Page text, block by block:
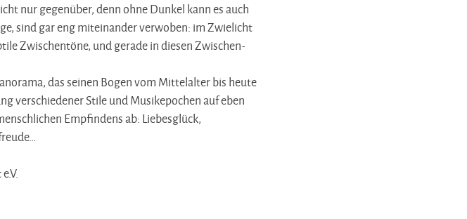
nur gegenüber, denn ohne Dunkel kann es auch
sind gar eng miteinander verwoben: im Zwielicht
Zwischentöne, und gerade in diesen Zwischen-
das seinen Bogen vom Mittelalter bis heute
verschiedener Stile und Musikepochen auf eben
Empfindens ab: Liebesglück,